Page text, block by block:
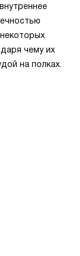
чему их
на полках.